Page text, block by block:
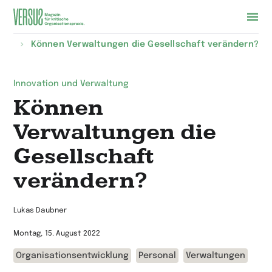
Zur
Können Verwaltungen die Gesellschaft verändern?
Innovation und Verwaltung
Können
Verwaltungen die
Gesellschaft
verändern?
Lukas Daubner
Montag, 15. August 2022
Organisationsentwicklung Personal Verwaltungen